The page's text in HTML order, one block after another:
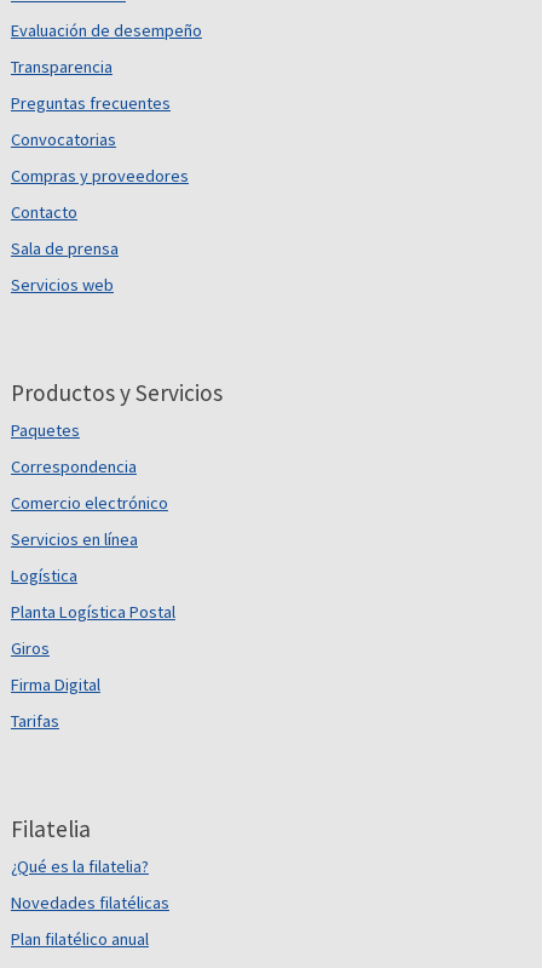
Evaluación de desempeño
Transparencia
Preguntas frecuentes
Convocatorias
Compras y proveedores
Contacto
Sala de prensa
Servicios web
Productos y Servicios
Paquetes
Correspondencia
Comercio electrónico
Servicios en línea
Logística
Planta Logística Postal
Giros
Firma Digital
Tarifas
Filatelia
¿Qué es la filatelia?
Novedades filatélicas
Plan filatélico anual